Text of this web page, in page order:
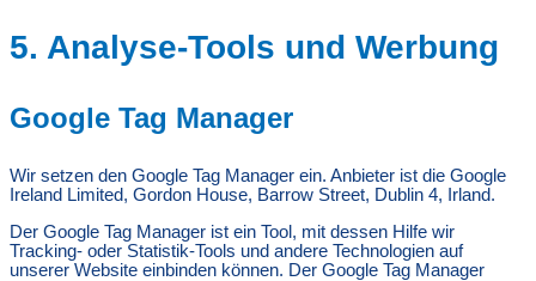
5. Analyse-Tools und Werbung
Google Tag Manager
Wir setzen den Google Tag Manager ein. Anbieter ist die Google
Ireland Limited, Gordon House, Barrow Street, Dublin 4, Irland.
Der Google Tag Manager ist ein Tool, mit dessen Hilfe wir
Tracking- oder Statistik-Tools und andere Technologien auf
unserer Website einbinden können. Der Google Tag Manager